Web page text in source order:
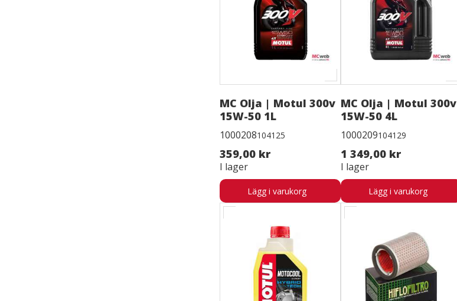
MC Olja | Motul 300v
15W-50 1L
1000208104125
359,00 kr
I lager
Lägg i varukorg
MC Olja | Motul 300v
15W-50 4L
1000209104129
1 349,00 kr
I lager
Lägg i varukorg